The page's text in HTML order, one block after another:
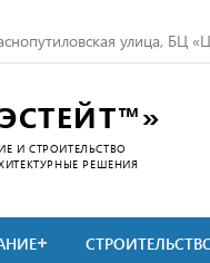
улица, БЦ
И СТРОИТЕЛЬСТВО
РЕШЕНИЯ